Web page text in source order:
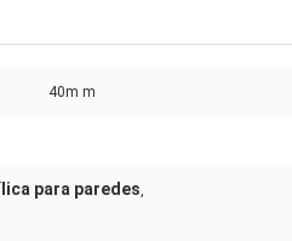
40m m
para paredes,